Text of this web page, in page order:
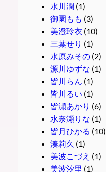
水川潤(1)
御園もも (3)
美澄玲衣 (10)
三葉せり (1)
水原みその(2)
源川ゆずな (1)
皆川らん (1)
皆川るい (1)
皆瀬あかり (6)
水奈瀬りな (1)
皆月ひかる (10)
湊莉久 (1)
美波こづえ (1)
美波汐里 (1)